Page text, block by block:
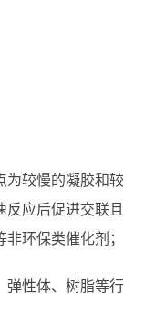
为较慢的凝胶和较
应后促进交联且
环保类催化剂；
弹性体、树脂等行